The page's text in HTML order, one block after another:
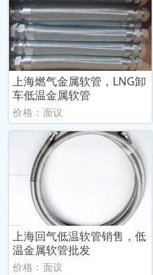
上海燃气金属软管，LNG卸
车低温金属软管
价格：面议
上海回气低温软管销售，低
温金属软管批发
价格：面议